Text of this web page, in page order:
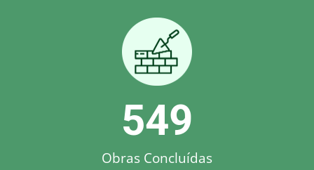
Obras Concluídas
550